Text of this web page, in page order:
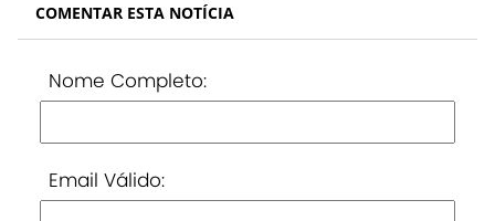
COMENTAR ESTA NOTÍCIA
Nome Completo:
Email Válido: